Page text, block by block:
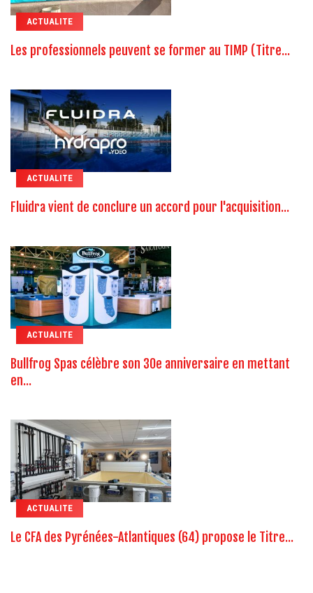
ACTUALITE
Les professionnels peuvent se former au TIMP (Titre...
ACTUALITE
Fluidra vient de conclure un accord pour l'acquisition...
ACTUALITE
Bullfrog Spas célèbre son 30e anniversaire en mettant
en...
ACTUALITE
Le CFA des Pyrénées-Atlantiques (64) propose le Titre...